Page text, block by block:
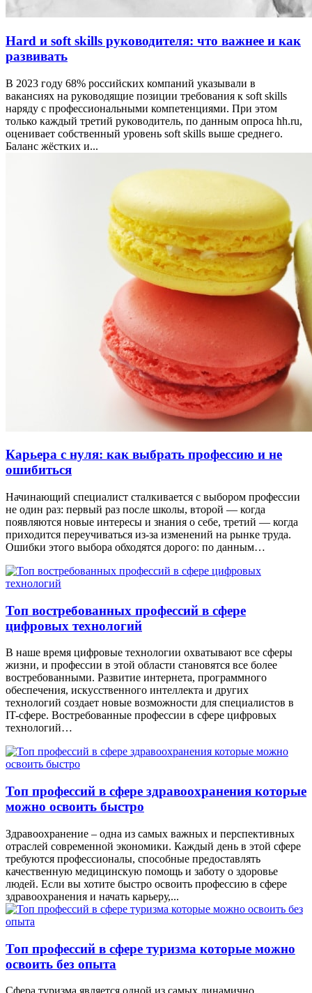
Hard и soft skills руководителя: что важнее и как
развивать
В 2023 году 68% российских компаний указывали в
вакансиях на руководящие позиции требования к soft skills
наряду с профессиональными компетенциями. При этом
только каждый третий руководитель, по данным опроса hh.ru,
оценивает собственный уровень soft skills выше среднего.
Баланс жёстких и...
Карьера с нуля: как выбрать профессию и не
ошибиться
Начинающий специалист сталкивается с выбором профессии
не один раз: первый раз после школы, второй — когда
появляются новые интересы и знания о себе, третий — когда
приходится переучиваться из-за изменений на рынке труда.
Ошибки этого выбора обходятся дорого: по данным…
Топ востребованных профессий в сфере
цифровых технологий
В наше время цифровые технологии охватывают все сферы
жизни, и профессии в этой области становятся все более
востребованными. Развитие интернета, программного
обеспечения, искусственного интеллекта и других
технологий создает новые возможности для специалистов в
IT-сфере. Востребованные профессии в сфере цифровых
технологий…
Топ профессий в сфере здравоохранения которые
можно освоить быстро
Здравоохранение – одна из самых важных и перспективных
отраслей современной экономики. Каждый день в этой сфере
требуются профессионалы, способные предоставлять
качественную медицинскую помощь и заботу о здоровье
людей. Если вы хотите быстро освоить профессию в сфере
здравоохранения и начать карьеру,...
Топ профессий в сфере туризма которые можно
освоить без опыта